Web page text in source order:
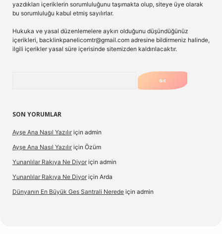
yazdıkları içeriklerin sorumluluğunu taşımakta olup, siteye üye olarak
bu sorumluluğu kabul etmiş sayılırlar.
Hukuka ve yasal düzenlemelere aykırı olduğunu düşündüğünüz
içerikleri, backlinkpanelicomtr@gmail.com adresine bildirmeniz halinde,
ilgili içerikler yasal süre içerisinde sitemizden kaldırılacaktır.
SON YORUMLAR
Ayşe Ana Nasıl Yazılır için admin
Ayşe Ana Nasıl Yazılır için Özüm
Yunanlılar Rakıya Ne Diyor için admin
Yunanlılar Rakıya Ne Diyor için Arda
Dünyanın En Büyük Ges Santrali Nerede için admin